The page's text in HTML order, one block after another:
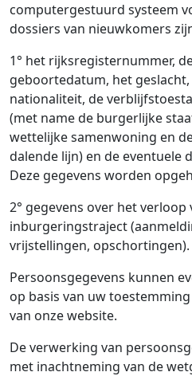
computergestuurd systeem
dossiers van nieuwkomers
1° het rijksregisternummer,
geboortedatum, het
nationaliteit, de
(met name de burgerlijke
wettelijke samenwoning en
dalende lijn) en de eventuele
Deze gegevens worden
2° gegevens over het verloop
inburgeringstraject
vrijstellingen, opschortingen).
Persoonsgegevens kunnen
op basis van uw
van onze website.
De verwerking van
met inachtneming van de